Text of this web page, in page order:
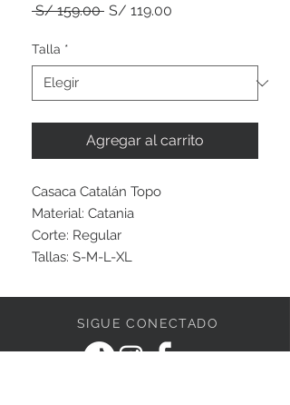
S/ 159.00 Precio
S/ 119.00
Talla *
Agregar al carrito
Casaca Catalán Topo
Material: Catania
Corte: Regular
Tallas: S-M-L-XL
SIGUE CONECTADO